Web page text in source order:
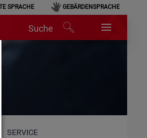
SPRACHE GEBÄRDENSPRACHE
Suche
SERVICE